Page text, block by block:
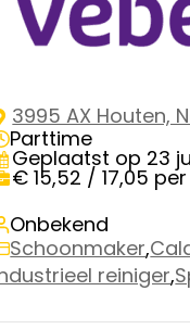
3995 AX Houten,
Parttime
Geplaatst op 23
€ 15,52 / 17,05
Onbekend
Schoonmaker,
reiniger,